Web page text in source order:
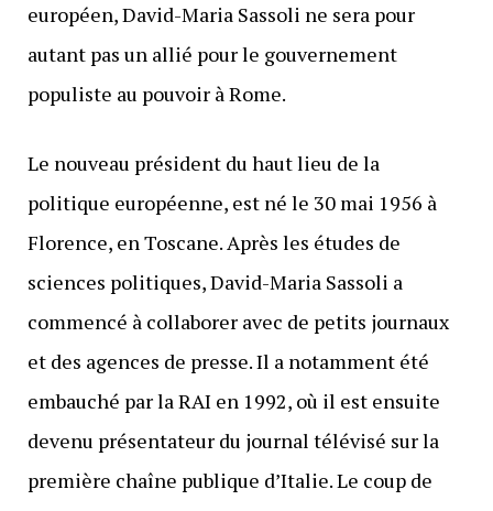
européen, David-Maria Sassoli ne sera pour
autant pas un allié pour le gouvernement
populiste au pouvoir à Rome.
Le nouveau président du haut lieu de la
politique européenne, est né le 30 mai 1956 à
Florence, en Toscane. Après les études de
sciences politiques, David-Maria Sassoli a
commencé à collaborer avec de petits journaux
et des agences de presse. Il a notamment été
embauché par la RAI en 1992, où il est ensuite
devenu présentateur du journal télévisé sur la
première chaîne publique d’Italie. Le coup de